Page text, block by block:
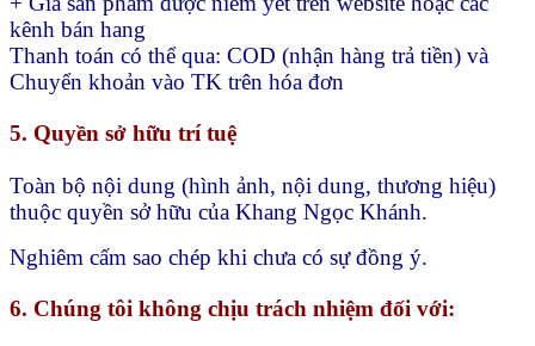
kênh bán hang
Thanh toán có thể qua: COD (nhận hàng trả tiền) và
Chuyển khoản vào TK trên hóa đơn
5. Quyền sở hữu trí tuệ
Toàn bộ nội dung (hình ảnh, nội dung, thương hiệu)
thuộc quyền sở hữu của Khang Ngọc Khánh.
Nghiêm cấm sao chép khi chưa có sự đồng ý.
6. Chúng tôi không chịu trách nhiệm đối với: